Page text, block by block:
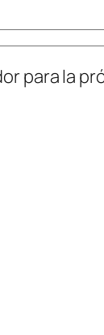
para la